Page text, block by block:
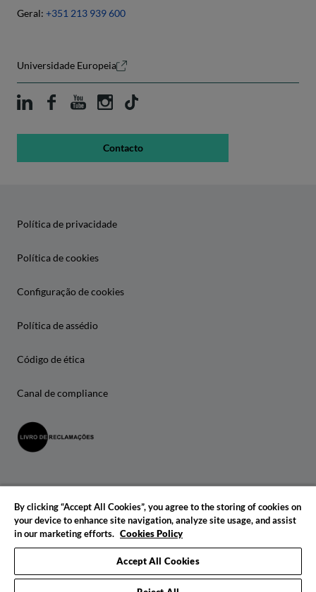
Geral: +351 213 939 600
Universidade Europeia
Contacto
Política de privacidade
Política de cookies
Configuração de cookies
Política de assédio
Código de ética
Canal de compliance
© 2026 IADE. Todos os direitos reservados.
By clicking “Accept All Cookies”, you agree to the storing of cookies on
your device to enhance site navigation, analyze site usage, and assist
in our marketing efforts. Cookies Policy
Accept All Cookies